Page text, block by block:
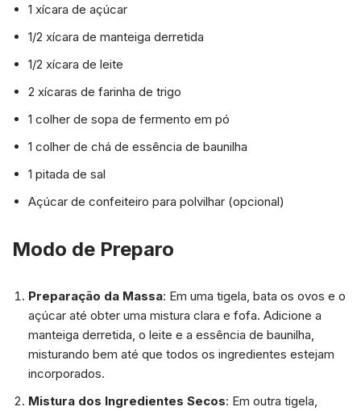
1 xícara de açúcar
1/2 xícara de manteiga derretida
1/2 xícara de leite
2 xícaras de farinha de trigo
1 colher de sopa de fermento em pó
1 colher de chá de essência de baunilha
1 pitada de sal
Açúcar de confeiteiro para polvilhar (opcional)
Modo de Preparo
Preparação da Massa: Em uma tigela, bata os ovos e o
açúcar até obter uma mistura clara e fofa. Adicione a
manteiga derretida, o leite e a essência de baunilha,
misturando bem até que todos os ingredientes estejam
incorporados.
Mistura dos Ingredientes Secos: Em outra tigela,